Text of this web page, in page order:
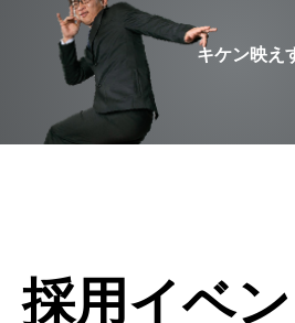
キケン映え
採用イベ